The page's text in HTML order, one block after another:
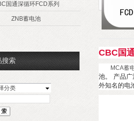
搜索
分类
国通深循环FCD系列
ZNB蓄电池
CBC国
MCA蓄
池。 产品
外知名的电